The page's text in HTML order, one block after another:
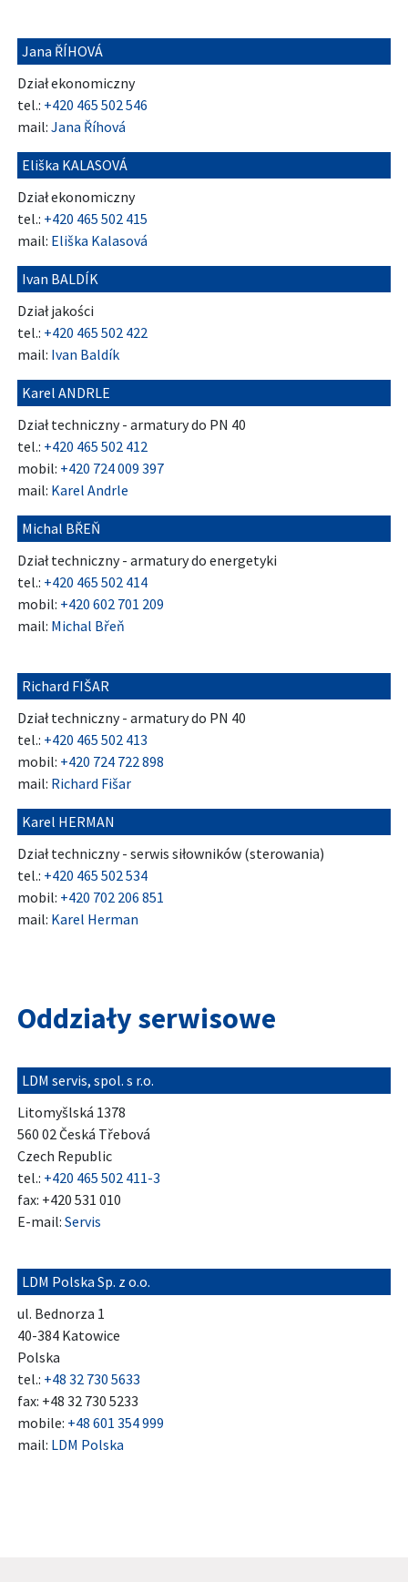
Jana ŘÍHOVÁ
Dział ekonomiczny
tel.: +420 465 502 546
mail: Jana Říhová
Eliška KALASOVÁ
Dział ekonomiczny
tel.: +420 465 502 415
mail: Eliška Kalasová
Ivan BALDÍK
Dział jakości
tel.: +420 465 502 422
mail: Ivan Baldík
Karel ANDRLE
Dział techniczny - armatury do PN 40
tel.: +420 465 502 412
mobil: +420 724 009 397
mail: Karel Andrle
Michal BŘEŇ
Dział techniczny - armatury do energetyki
tel.: +420 465 502 414
mobil: +420 602 701 209
mail: Michal Břeň
Richard FIŠAR
Dział techniczny - armatury do PN 40
tel.: +420 465 502 413
mobil: +420 724 722 898
mail: Richard Fišar
Karel HERMAN
Dział techniczny - serwis siłowników (sterowania)
tel.: +420 465 502 534
mobil: +420 702 206 851
mail: Karel Herman
Oddziały serwisowe
LDM servis, spol. s r.o.
Litomyšlská 1378
560 02 Česká Třebová
Czech Republic
tel.: +420 465 502 411-3
fax: +420 531 010
E-mail: Servis
LDM Polska Sp. z o.o.
ul. Bednorza 1
40-384 Katowice
Polska
tel.: +48 32 730 5633
fax: +48 32 730 5233
mobile: +48 601 354 999
mail: LDM Polska